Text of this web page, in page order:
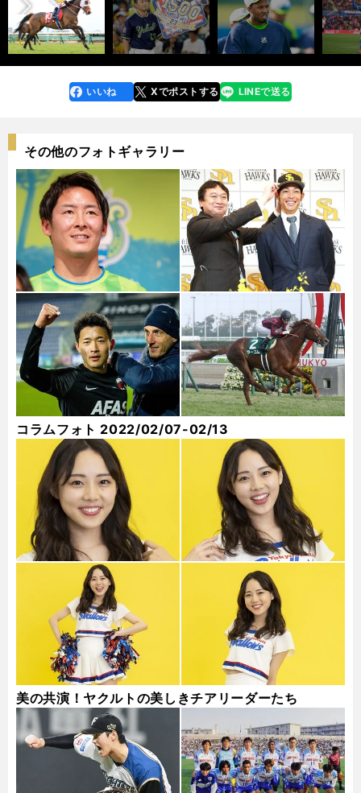
faceboo
k
いいね Xでポストする
line LINEで送る
その他のフォトギャラリー
コラムフォト 2022/02/07-02/13
美の共演！ヤクルトの美しきチアリーダーたち